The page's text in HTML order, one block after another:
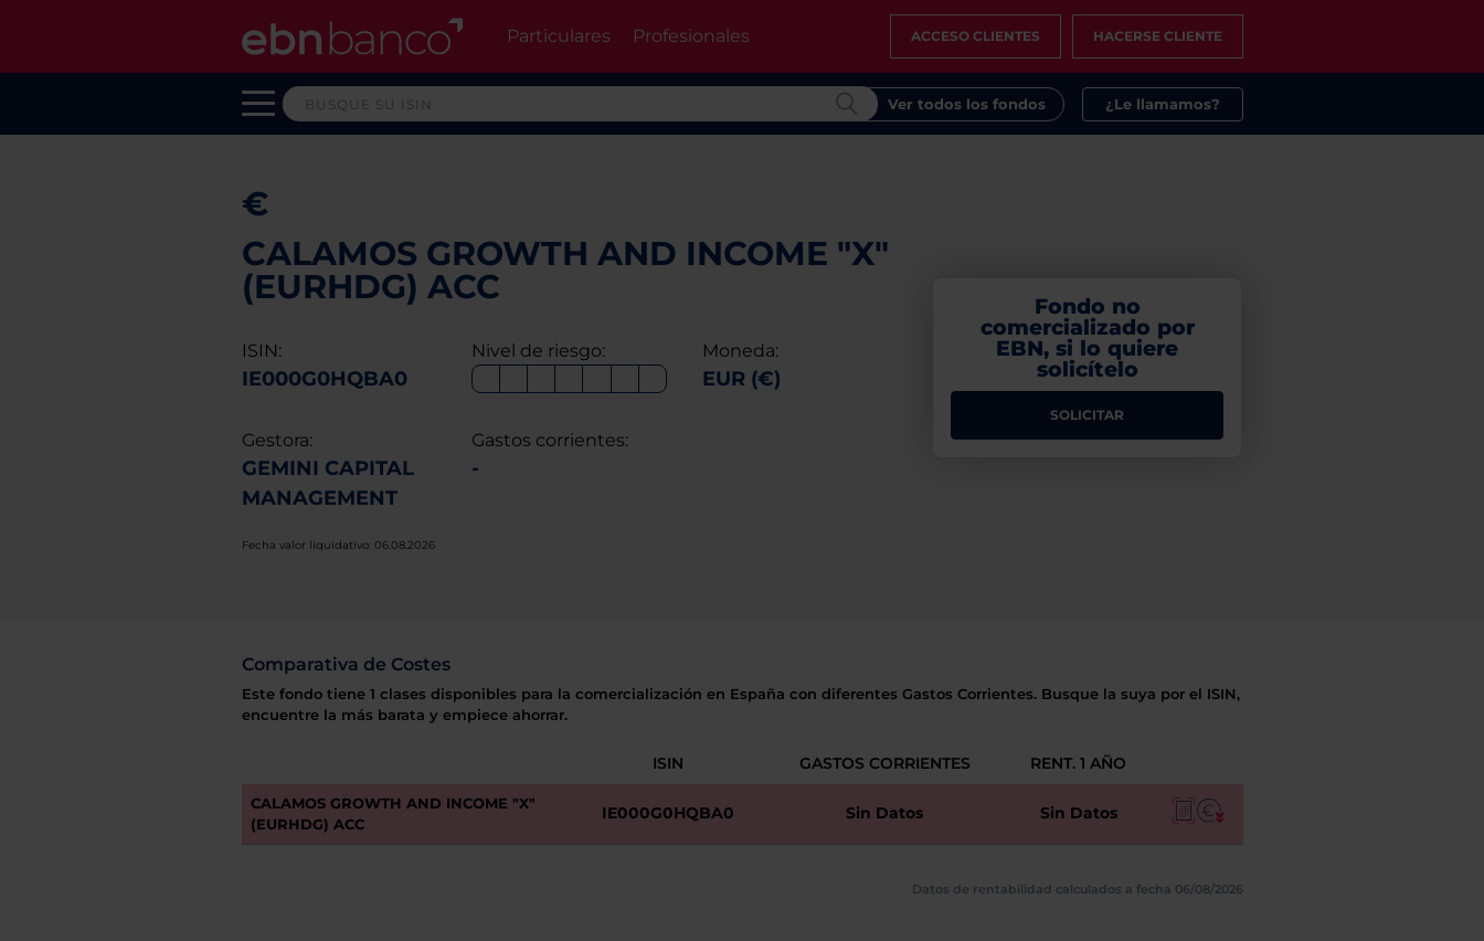
Particulares Profesionales ACCESO CLIENTES HACERSE CLIENTE
Ver todos los fondos ¿Le llamamos?
€
CALAMOS GROWTH AND INCOME "X"
(EURHDG) ACC
ISIN:
IE000G0HQBA0
Nivel de riesgo: Moneda:
EUR (€)
Gestora:
GEMINI CAPITAL
MANAGEMENT
Gastos corrientes:
-
Fecha valor liquidativo: 06.08.2026
Fondo no
comercializado por
EBN, si lo quiere
solicítelo
SOLICITAR
Comparativa de Costes
Este fondo tiene 1 clases disponibles para la comercialización en España con diferentes Gastos Corrientes. Busque la suya por el ISIN,
encuentre la más barata y empiece ahorrar.
ISIN GASTOS CORRIENTES RENT. 1 AÑO
CALAMOS GROWTH AND INCOME "X"
(EURHDG) ACC
IE000G0HQBA0 Sin Datos Sin Datos
Datos de rentabilidad calculados a fecha 06/08/2026